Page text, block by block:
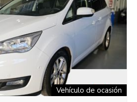
Vehículo de ocasión